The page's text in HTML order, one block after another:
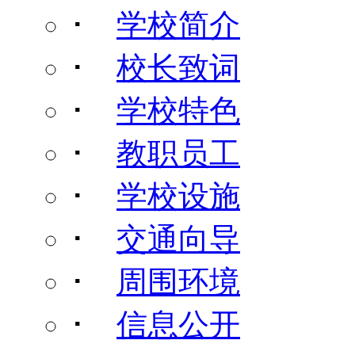
･ 学校简介
･ 校长致词
･ 学校特色
･ 教职员工
･ 学校设施
･ 交通向导
･ 周围环境
･ 信息公开